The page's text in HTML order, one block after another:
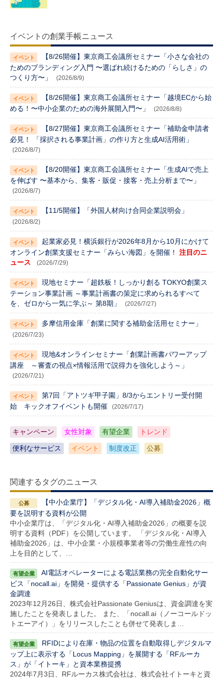
イベントの創業手帳ニュース
【8/26開催】東京商工会議所セミナー「小さな会社の
ためのブランディング入門 〜選ばれ続けるための「らしさ」の
つくり方〜」
(2026/8/9)
【8/26開催】東京商工会議所セミナー「越境ECから始
める！〜中小企業のための海外展開入門〜」
(2026/8/8)
【8/27開催】東京商工会議所セミナー「補助金申請者
必見！ 「採択される事業計画」の作り方と生成AI活用術」
(2026/8/7)
【8/20開催】東京商工会議所セミナー「生成AIで売上
を伸ばす 〜基本から、集客・販促・接客・売上分析まで〜」
(2026/8/7)
【11/5開催】「外国人材向け合同企業説明会」
(2026/8/2)
起業家必見！横浜銀行が2026年8月から10月にかけて
オンライン創業支援セミナー「みらい海図」を開催！
注目のニ
ュース
(2026/7/29)
現地セミナー「超鉄板！しっかり創る TOKYO創業ス
テーション事業計画 ～事業計画書の策定に求められるすべて
を、ゼロから一気に学ぶ～ 第8期」
(2026/7/27)
多摩信用金庫「創業に関する補助金活用セミナー」
(2026/7/23)
現地&オンラインセミナー「創業計画書パワーアップ
講座 ～審査の視点×情報活用で説得力を強化しよう～」
(2026/7/21)
第7回「アトツギ甲子園」8/3からエントリー受付開
始 キックオフイベントも開催
(2026/7/17)
キャンペーン 女性対象 有望企業 トレンド
便利なサービス イベント 制度改正 公募
関連するタグのニュース
【中小企業庁】「デジタル化・AI導入補助金2026」概
要を説明する資料が公開
中小企業庁は、「デジタル化・AI導入補助金2026」の概要を説
明する資料（PDF）を公開しています。 「デジタル化・AI導入
補助金2026」は、中小企業・小規模事業者等の労働生産性の向
上を目的として、…
AI電話オペレーターによる電話業務の完全自動化サー
ビス「nocall.ai」を開発・提供する「Passionate Genius」が資
金調達
2023年12月26日、株式会社Passionate Geniusは、資金調達を実
施したことを発表しました。 また、「nocall.ai（ノーコールドッ
トエーアイ）」をリリースしたことも併せて発表しま…
RFIDにより在庫・物品の位置を自動取得しデジタルマ
ップ上に表示する「Locus Mapping」を展開する「RFルーカ
ス」が「イトーキ」と資本業務提携
2024年7月3日、RFルーカス株式会社は、株式会社イトーキと資